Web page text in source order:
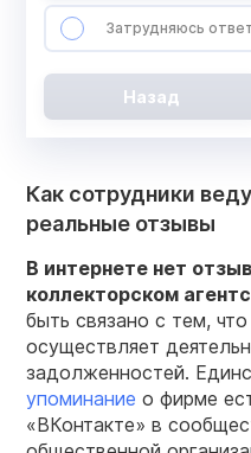
Затрудняюсь
Назад
Как сотрудники
реальные отзывы
В интернете нет
коллекторском
быть связано с тем,
осуществляет
задолженностей.
упоминание о фирме
«ВКонтакте» в